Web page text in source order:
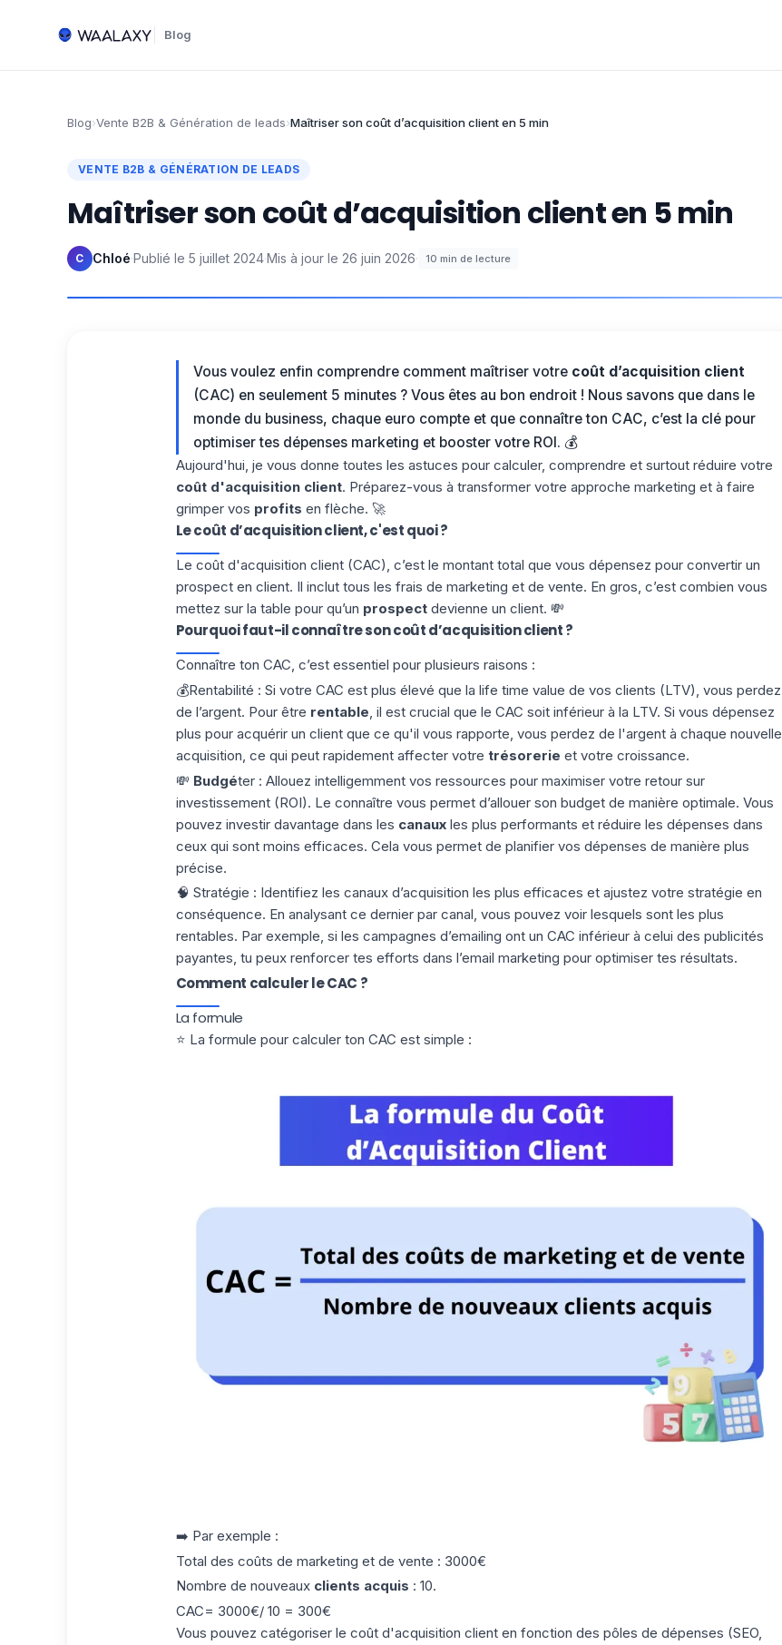
Blog
Blog›Vente B2B & Génération de leads›Maîtriser son coût d’acquisition client en 5 min
VENTE B2B & GÉNÉRATION DE LEADS
Maîtriser son coût d’acquisition client en 5 min
C Chloé·Publié le 5 juillet 2024·Mis à jour le 26 juin 2026· 10 min de lecture
Vous voulez enfin comprendre comment maîtriser votre coût d’acquisition client
(CAC) en seulement 5 minutes ? Vous êtes au bon endroit ! Nous savons que dans le
monde du business, chaque euro compte et que connaître ton CAC, c’est la clé pour
optimiser tes dépenses marketing et booster votre ROI. 💰
Aujourd'hui, je vous donne toutes les astuces pour calculer, comprendre et surtout réduire votre
coût d'acquisition client. Préparez-vous à transformer votre approche marketing et à faire
grimper vos profits en flèche. 🚀
Le coût d’acquisition client, c'est quoi ?
Le coût d'acquisition client (CAC), c’est le montant total que vous dépensez pour convertir un
prospect en client. Il inclut tous les frais de marketing et de vente. En gros, c’est combien vous
mettez sur la table pour qu’un prospectdevienne un client. 💸
Pourquoi faut-il connaître son coût d’acquisition client ?
Connaître ton CAC, c’est essentiel pour plusieurs raisons :
💰Rentabilité : Si votre CAC est plus élevé que la life time value de vos clients (LTV), vous perdez
de l’argent. Pour être rentable , il est crucial que le CAC soit inférieur à la LTV. Si vous dépensez
plus pour acquérir un client que ce qu'il vous rapporte, vous perdez de l'argent à chaque nouvelle
acquisition, ce qui peut rapidement affecter votre trésorerie et votre croissance.
💸 Budgéter: Allouez intelligemment vos ressources pour maximiser votre retour sur
investissement (ROI). Le connaître vous permet d’allouer son budget de manière optimale. Vous
pouvez investir davantage dans les canauxles plus performants et réduire les dépenses dans
ceux qui sont moins efficaces. Cela vous permet de planifier vos dépenses de manière plus
précise.
🧠 Stratégie : Identifiez les canaux d’acquisition les plus efficaces et ajustez votre stratégie en
conséquence. En analysant ce dernier par canal, vous pouvez voir lesquels sont les plus
rentables. Par exemple, si les campagnes d’emailing ont un CAC inférieur à celui des publicités
payantes, tu peux renforcer tes efforts dans l’email marketing pour optimiser tes résultats.
Comment calculer le CAC ?
La formule
⭐️ La formule pour calculer ton CAC est simple :
➡️ Par exemple :
Total des coûts de marketing et de vente : 3000€
Nombre de nouveaux clients acquis : 10.
CAC= 3000€/ 10 = 300€
Vous pouvez catégoriser le coût d'acquisition client en fonction des pôles de dépenses (SEO,